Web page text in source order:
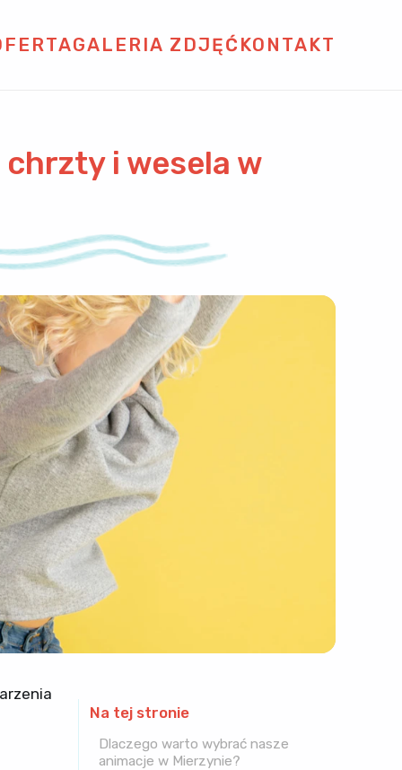
GALERIA ZDJĘĆ KONTAKT
i wesela w
Na tej stronie
Dlaczego warto wybrać nasze
animacje w Mierzynie?